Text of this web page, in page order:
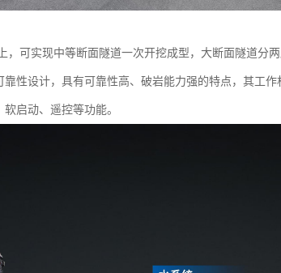
，可实现中等断面隧道一次开挖成型，大断面隧道分
性设计，具有可靠性高、破岩能力强的特点，其工
启动、遥控等功能。